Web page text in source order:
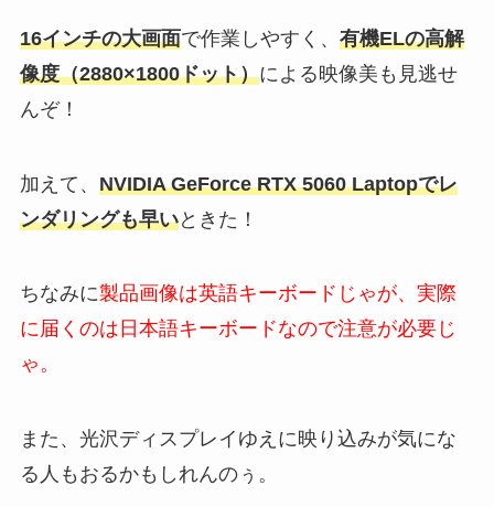
16インチの大画面で作業しやすく、 有機ELの高解
像度（2880×1800ドット）による映像美も見逃せ
んぞ！
加えて、 NVIDIA GeForce RTX 5060 Laptopでレ
ンダリングも早いときた！
ちなみに製品画像は英語キーボードじゃが、実際
に届くのは日本語キーボードなので注意が必要じ
ゃ。
また、光沢ディスプレイゆえに映り込みが気にな
る人もおるかもしれんのぅ。